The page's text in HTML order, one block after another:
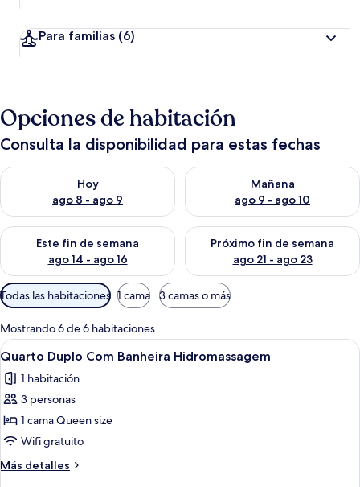
Para familias (6)
Opciones de habitación
Consulta la disponibilidad para estas fechas
Hoy
ago 8 - ago 9
Consulta la disponibilidad para hoy ago 8 - ago 9
Mañana
ago 9 - ago 10
Consulta la disponibilidad
Este fin de semana
ago 14 - ago 16
Consulta la disponibilidad para este fin de semana ago 14 -
Próximo fin de semana
ago 21 - ago 23
Consulta la disponibilidad
Filtros
disponibles
para
las
habitaciones
Todas las habitaciones 1 cama 3 camas o más
Mostrando 6 de 6 habitaciones
Abrir
todas
las
fotos
de
Quarto
Duplo
Com
Una habitación de hotel con una
8
Quarto Duplo Com Banheira Hidromassagem
1 habitación
3 personas
1 cama Queen size
Wifi gratuito
Más detalles
Más